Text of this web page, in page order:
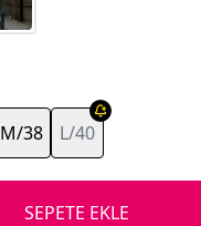
M/38 L/40
SEPETE EKLE